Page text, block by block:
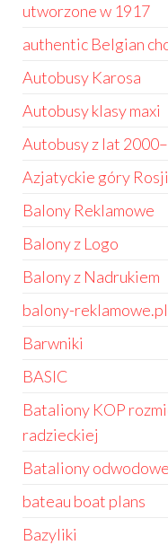
utworzone w 1917
authentic Belgian
Autobusy Karosa
Autobusy klasy maxi
Autobusy z lat
Azjatyckie góry Rosji
Balony Reklamowe
Balony z Logo
Balony z Nadrukiem
balony-reklamowe.pl
Barwniki
BASIC
Bataliony KOP
radzieckiej
Bataliony
bateau boat plans
Bazyliki